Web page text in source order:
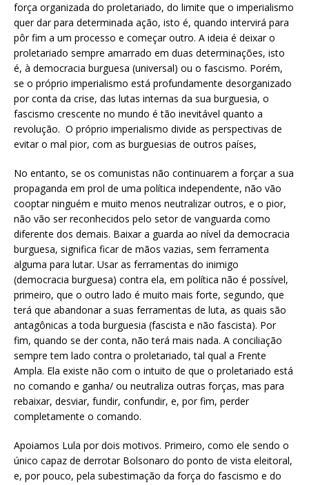
força organizada do proletariado, do limite que o imperialismo
quer dar para determinada ação, isto é, quando intervirá para
pôr fim a um processo e começar outro. A ideia é deixar o
proletariado sempre amarrado em duas determinações, isto
é, à democracia burguesa (universal) ou o fascismo. Porém,
se o próprio imperialismo está profundamente desorganizado
por conta da crise, das lutas internas da sua burguesia, o
fascismo crescente no mundo é tão inevitável quanto a
revolução. O próprio imperialismo divide as perspectivas de
evitar o mal pior, com as burguesias de outros países,
No entanto, se os comunistas não continuarem a forçar a sua
propaganda em prol de uma política independente, não vão
cooptar ninguém e muito menos neutralizar outros, e o pior,
não vão ser reconhecidos pelo setor de vanguarda como
diferente dos demais. Baixar a guarda ao nível da democracia
burguesa, significa ficar de mãos vazias, sem ferramenta
alguma para lutar. Usar as ferramentas do inimigo
(democracia burguesa) contra ela, em política não é possível,
primeiro, que o outro lado é muito mais forte, segundo, que
terá que abandonar a suas ferramentas de luta, as quais são
antagônicas a toda burguesia (fascista e não fascista). Por
fim, quando se der conta, não terá mais nada. A conciliação
sempre tem lado contra o proletariado, tal qual a Frente
Ampla. Ela existe não com o intuito de que o proletariado está
no comando e ganha/ ou neutraliza outras forças, mas para
rebaixar, desviar, fundir, confundir, e, por fim, perder
completamente o comando.
Apoiamos Lula por dois motivos. Primeiro, como ele sendo o
único capaz de derrotar Bolsonaro do ponto de vista eleitoral,
e, por pouco, pela subestimação da força do fascismo e do